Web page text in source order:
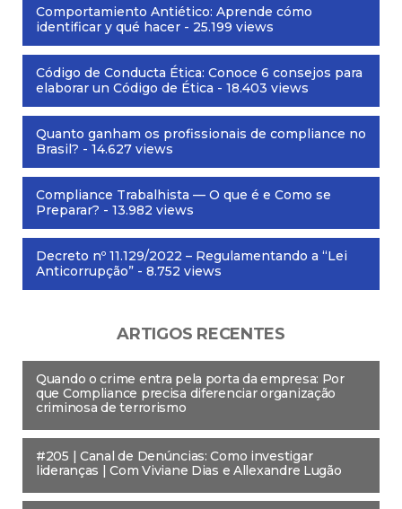
Comportamiento Antiético: Aprende cómo
identificar y qué hacer - 25.199 views
Código de Conducta Ética: Conoce 6 consejos para
elaborar un Código de Ética - 18.403 views
Quanto ganham os profissionais de compliance no
Brasil? - 14.627 views
Compliance Trabalhista — O que é e Como se
Preparar? - 13.982 views
Decreto nº 11.129/2022 – Regulamentando a “Lei
Anticorrupção” - 8.752 views
ARTIGOS RECENTES
Quando o crime entra pela porta da empresa: Por
que Compliance precisa diferenciar organização
criminosa de terrorismo
#205 | Canal de Denúncias: Como investigar
lideranças | Com Viviane Dias e Allexandre Lugão